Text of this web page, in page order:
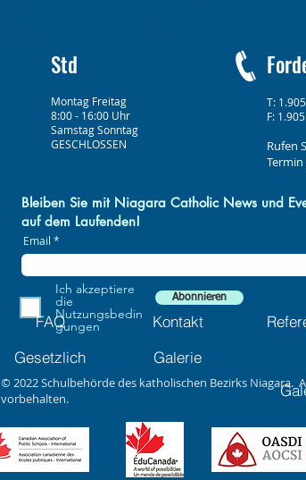
Bleiben Sie mit Niagara Catholic News und
auf dem Laufenden!
Email
Ich akzeptiere
die
Nutzungsbedin
gungen
Abonnieren
Std
Montag Freitag
8:00 - 16:00 Uhr
Samstag Sonntag
GESCHLOSSEN
T:
F:
Rufen
Termin
FAQ
Gesetzlich
Kontakt
Galerie
© 2022 Schulbehörde des katholischen Bezirks Niagara.
vorbehalten.